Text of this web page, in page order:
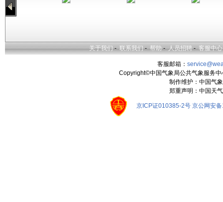
关于我们 - 联系我们 - 帮助 - 人员招聘 - 客服中心
客服邮箱：
Copyright©中国气象局公共气象服务
制作维护：中国气
郑重声明：中国天
京ICP证010385-2号 京公网安